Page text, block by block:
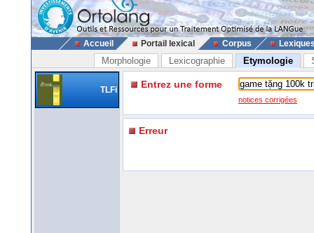
Accueil Portail lexical Corpus
Morphologie Lexicographie Etymologie
TLFi Entrez une forme
notices corrigées
Erreur